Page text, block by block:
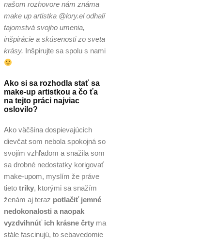
našom rozhovore nám známa
make up artistka @lory.el odhalí
tajomstvá svojho umenia,
inšpirácie a skúsenosti zo sveta
krásy. Inšpirujte sa spolu s nami
Ako si sa rozhodla stať sa
make-up artistkou a čo ťa
na tejto práci najviac
oslovilo?
Ako väčšina dospievajúcich
dievčat som nebola spokojná so
svojím vzhľadom a snažila som
sa drobné nedostatky korigovať
make-upom, myslím že práve
tieto triky, ktorými sa snažím
ženám aj teraz potlačiť jemné
nedokonalosti a naopak
vyzdvihnúť ich krásne črty ma
stále fascinujú, to sebavedomie